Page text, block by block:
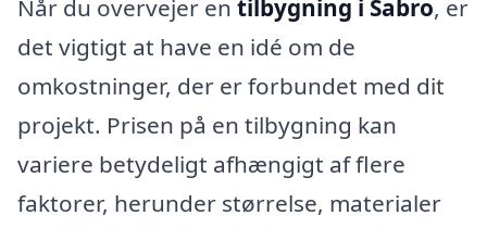
Når du overvejer en tilbygning i Sabro, er
det vigtigt at have en idé om de
omkostninger, der er forbundet med dit
projekt. Prisen på en tilbygning kan
variere betydeligt afhængigt af flere
faktorer, herunder størrelse, materialer